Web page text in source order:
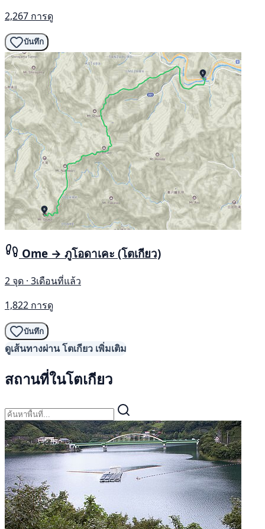
2,267 การดู
บันทึก
Ome → ภูโอดาเคะ (โตเกียว)
2 จุด · 3เดือนที่แล้ว
1,822 การดู
บันทึก
ดูเส้นทางผ่าน โตเกียว เพิ่มเติม
สถานที่ในโตเกียว